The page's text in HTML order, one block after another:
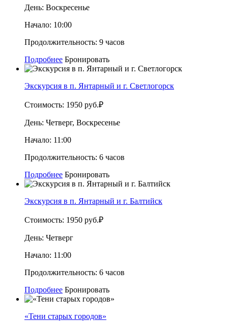
День: Воскресенье
Начало: 10:00
Продолжительность: 9 часов
Подробнее Бронировать
Экскурсия в п. Янтарный и г. Светлогорск
Стоимость: 1950 руб.₽
День: Четверг, Воскресенье
Начало: 11:00
Продолжительность: 6 часов
Подробнее Бронировать
Экскурсия в п. Янтарный и г. Балтийск
Стоимость: 1950 руб.₽
День: Четверг
Начало: 11:00
Продолжительность: 6 часов
Подробнее Бронировать
«Тени старых городов»